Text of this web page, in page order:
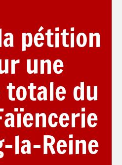
pétition
une
du
la-Reine